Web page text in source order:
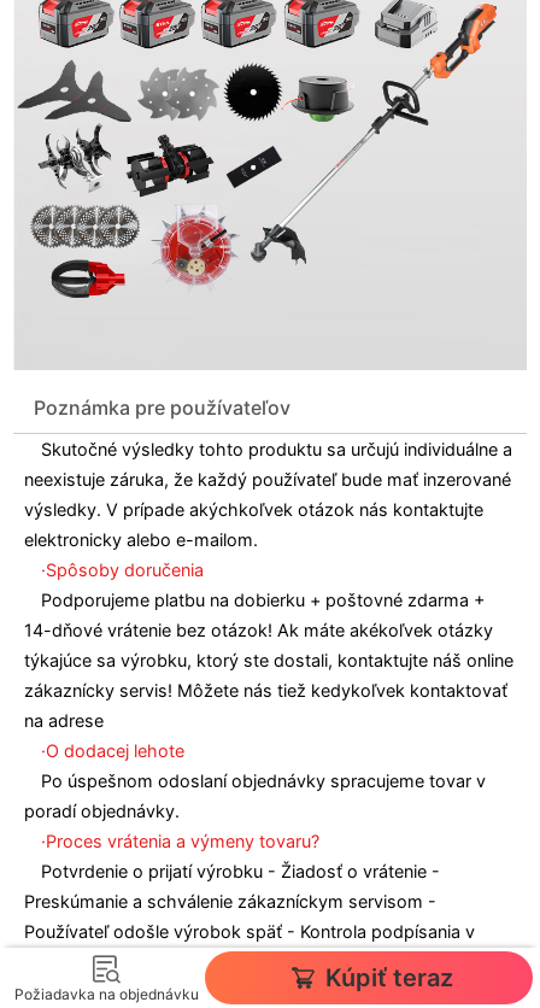
Poznámka pre používateľov
Skutočné výsledky tohto produktu sa určujú individuálne a
neexistuje záruka, že každý používateľ bude mať inzerované
výsledky. V prípade akýchkoľvek otázok nás kontaktujte
elektronicky alebo e-mailom.
·Spôsoby doručenia
Podporujeme platbu na dobierku + poštovné zdarma +
14-dňové vrátenie bez otázok! Ak máte akékoľvek otázky
týkajúce sa výrobku, ktorý ste dostali, kontaktujte náš online
zákaznícky servis! Môžete nás tiež kedykoľvek kontaktovať
na adrese
·O dodacej lehote
Po úspešnom odoslaní objednávky spracujeme tovar v
poradí objednávky.
·Proces vrátenia a výmeny tovaru?
Potvrdenie o prijatí výrobku - Žiadosť o vrátenie -
Preskúmanie a schválenie zákazníckym servisom -
Používateľ odošle výrobok späť - Kontrola podpísania v
sklade - Kontrola vrátenia - Vrátenie peňazí/výmena.
Telefónne číslo.
Požiadavka na objednávku
Kúpiť teraz